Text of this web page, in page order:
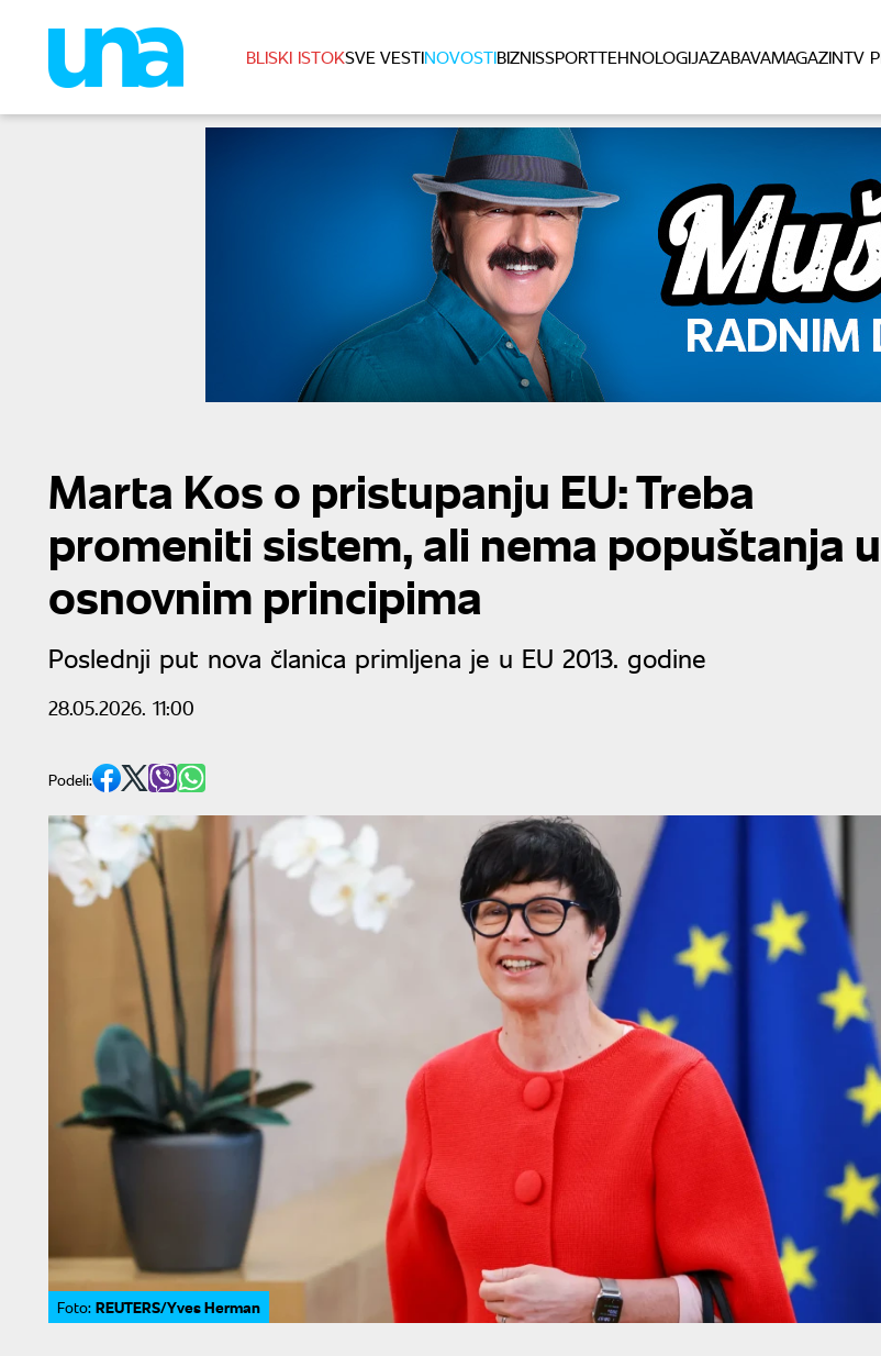
BLISKI ISTOKSVE VESTINOVOSTIBIZNISSPORTTEHNOLOGIJAZABAVAMAGAZINTV
Marta Kos o pristupanju EU: Treba
promeniti sistem, ali nema popuštanja u
osnovnim principima
Poslednji put nova članica primljena je u EU 2013. godine
28.05.2026. 11:00
Podeli:
Foto: REUTERS/Yves Herman